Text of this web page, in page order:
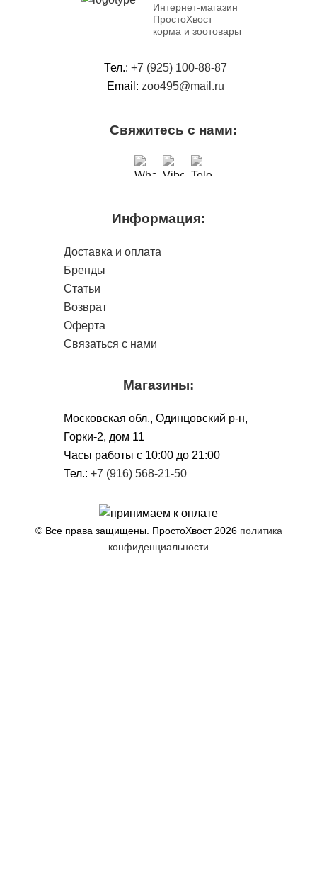
Интернет-магазин
ПростоХвост
корма и зоотовары
Тел.:+7 (925) 100-88-87
Email:zoo495@mail.ru
Свяжитесь с нами:
Информация:
Доставка и оплата
Бренды
Статьи
Возврат
Оферта
Связаться с нами
Магазины:
Московская обл., Одинцовский р-н,
Горки-2, дом 11
Чacы работы с 10:00 до 21:00
Тел.:+7 (916) 568-21-50
© Все права защищены. ПростоХвост 2026 политика
конфиденциальности